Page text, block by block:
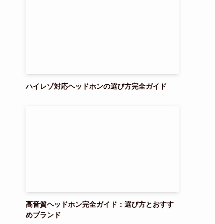
ハイレゾ対応ヘッドホンの選び方完全ガイド
高音質ヘッドホン完全ガイド：選び方とおすす
めブランド